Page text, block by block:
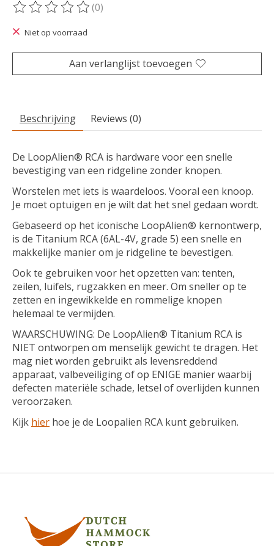
De beoordeling van dit product is
(0)
Niet op voorraad
Aan verlanglijst toevoegen
Beschrijving Reviews (0)
De LoopAlien® RCA is hardware voor een snelle
bevestiging van een ridgeline zonder knopen.
Worstelen met iets is waardeloos. Vooral een knoop.
Je moet optuigen en je wilt dat het snel gedaan wordt.
Gebaseerd op het iconische LoopAlien® kernontwerp,
is de Titanium RCA (6AL-4V, grade 5) een snelle en
makkelijke manier om je ridgeline te bevestigen.
Ook te gebruiken voor het opzetten van: tenten,
zeilen, luifels, rugzakken en meer. Om sneller op te
zetten en ingewikkelde en rommelige knopen
helemaal te vermijden.
WAARSCHUWING: De LoopAlien® Titanium RCA is
NIET ontworpen om menselijk gewicht te dragen. Het
mag niet worden gebruikt als levensreddend
apparaat, valbeveiliging of op ENIGE manier waarbij
defecten materiële schade, letsel of overlijden kunnen
veroorzaken.
Kijk hier hoe je de Loopalien RCA kunt gebruiken.